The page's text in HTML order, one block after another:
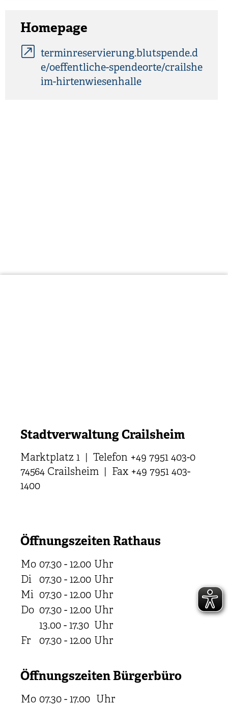
Homepage
terminreservierung.blutspende.d
e/oeffentliche-spendeorte/crailshe
im-hirtenwiesenhalle
Stadtverwaltung Crailsheim
Marktplatz 1 | Telefon +49 7951 403-0
74564 Crailsheim | Fax +49 7951 403-
1400
Öffnungszeiten Rathaus
Mo 07.30 - 12.00 Uhr
Di
07.30 - 12.00 Uhr
Mi 07.30 - 12.00 Uhr
Do 07.30 - 12.00 Uhr
13.00 - 17.30 Uhr
Fr
07.30 - 12.00 Uhr
Öffnungszeiten Bürgerbüro
Mo 07.30 - 17.00 Uhr